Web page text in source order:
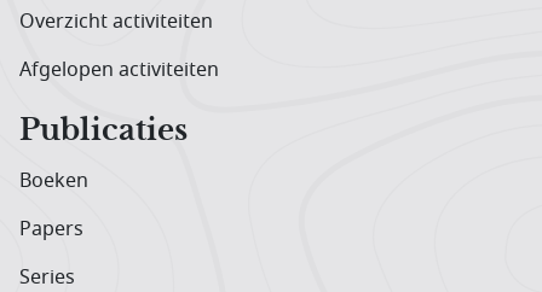
Overzicht activiteiten
Afgelopen activiteiten
Publicaties
Boeken
Papers
Series